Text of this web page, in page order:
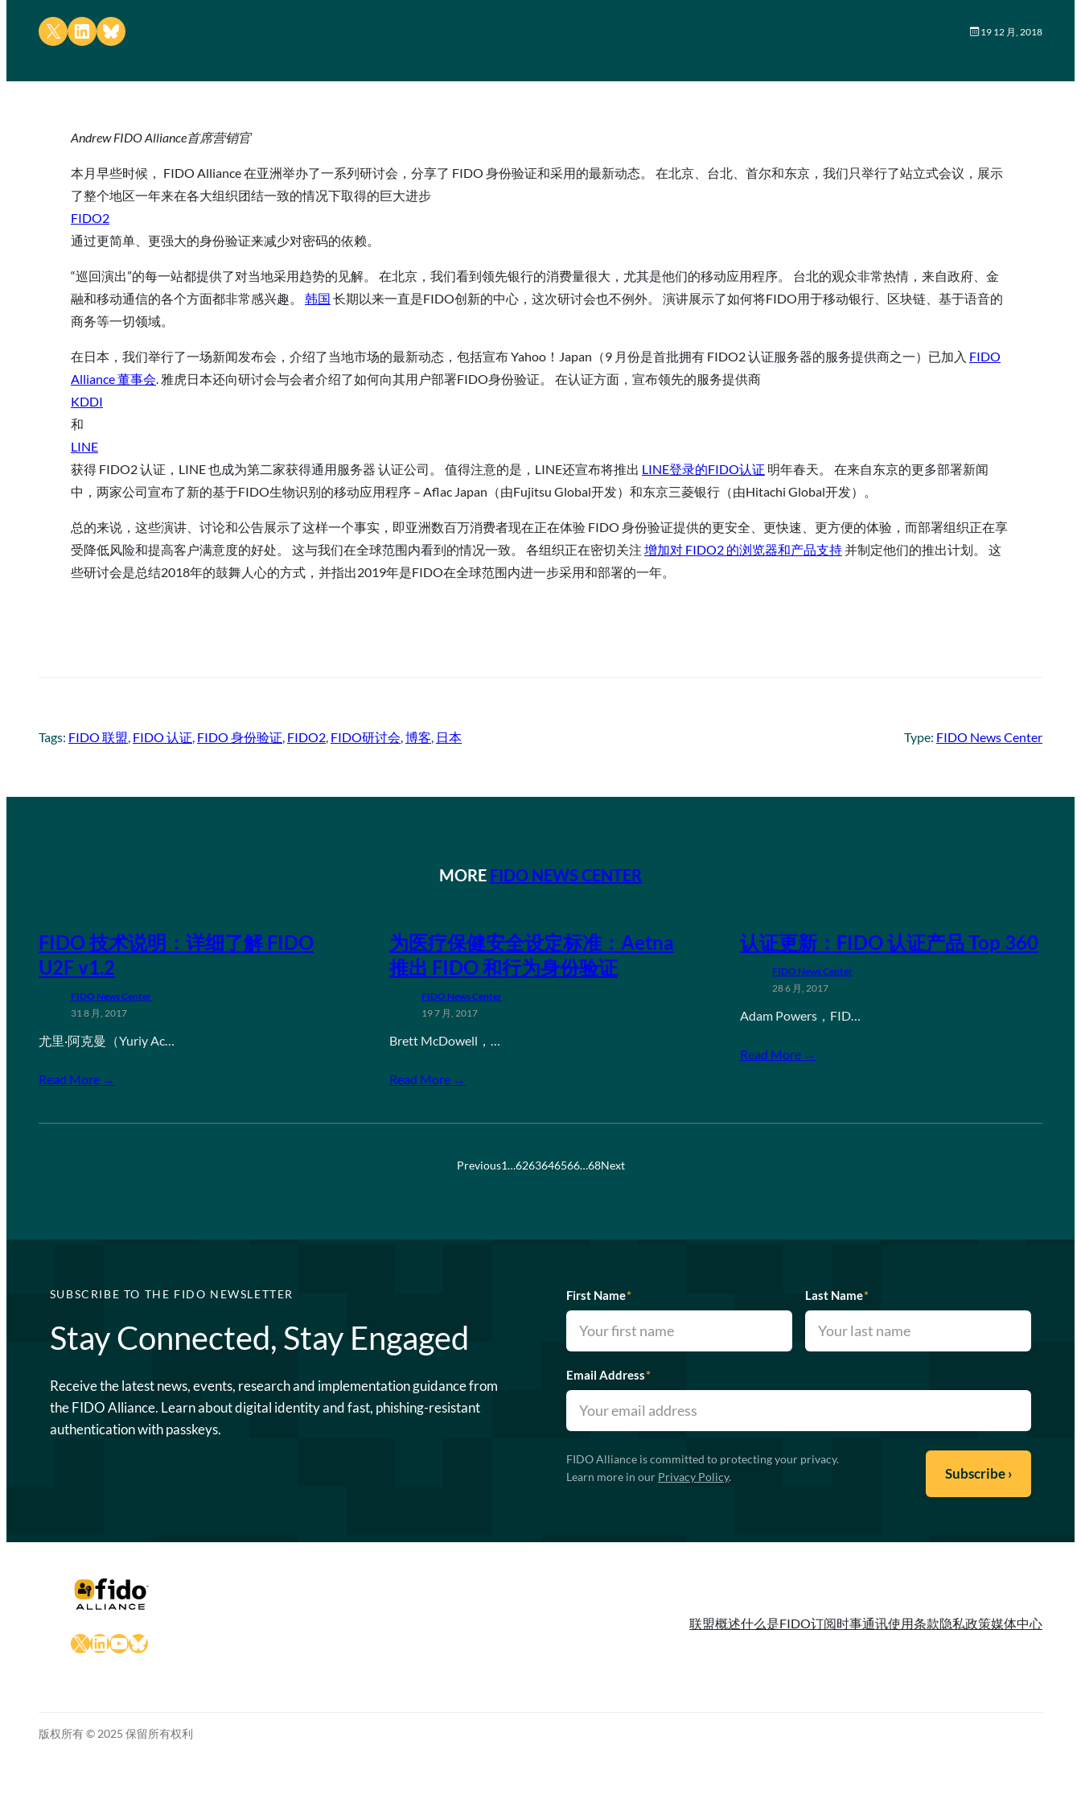
Share on X Share on LinkedIn
Share on Bluesky 19 12 月, 2018
Andrew FIDO Alliance首席营销官
本月早些时候， FIDO Alliance 在亚洲举办了一系列研讨会，分享了 FIDO 身份验证和采用的最新动态。 在北京、台北、首尔和东京，我们只举行了站立式会议，展示
了整个地区一年来在各大组织团结一致的情况下取得的巨大进步
FIDO2
通过更简单、更强大的身份验证来减少对密码的依赖。
“巡回演出”的每一站都提供了对当地采用趋势的见解。 在北京，我们看到领先银行的消费量很大，尤其是他们的移动应用程序。 台北的观众非常热情，来自政府、金
融和移动通信的各个方面都非常感兴趣。 韩国 长期以来一直是FIDO创新的中心，这次研讨会也不例外。 演讲展示了如何将FIDO用于移动银行、区块链、基于语音的
商务等一切领域。
在日本，我们举行了一场新闻发布会，介绍了当地市场的最新动态，包括宣布 Yahoo！Japan（9 月份是首批拥有 FIDO2 认证服务器的服务提供商之一）已加入 FIDO
Alliance 董事会. 雅虎日本还向研讨会与会者介绍了如何向其用户部署FIDO身份验证。 在认证方面，宣布领先的服务提供商
KDDI
和
LINE
获得 FIDO2 认证，LINE 也成为第二家获得通用服务器 认证公司。 值得注意的是，LINE还宣布将推出 LINE登录的FIDO认证 明年春天。 在来自东京的更多部署新闻
中，两家公司宣布了新的基于FIDO生物识别的移动应用程序 – Aflac Japan（由Fujitsu Global开发）和东京三菱银行（由Hitachi Global开发）。
总的来说，这些演讲、讨论和公告展示了这样一个事实，即亚洲数百万消费者现在正在体验 FIDO 身份验证提供的更安全、更快速、更方便的体验，而部署组织正在享
受降低风险和提高客户满意度的好处。 这与我们在全球范围内看到的情况一致。 各组织正在密切关注 增加对 FIDO2 的浏览器和产品支持并制定他们的推出计划。 这
些研讨会是总结2018年的鼓舞人心的方式，并指出2019年是FIDO在全球范围内进一步采用和部署的一年。
Tags: FIDO 联盟, FIDO 认证, FIDO 身份验证, FIDO2, FIDO研讨会, 博客, 日本 Type: FIDO News Center
MORE FIDO NEWS CENTER
FIDO 技术说明：详细了解 FIDO
U2F v1.2
FIDO News Center
31 8 月, 2017
尤里·阿克曼（Yuriy Ac…
Read More →
为医疗保健安全设定标准：Aetna
推出 FIDO 和行为身份验证
FIDO News Center
19 7 月, 2017
Brett McDowell，…
Read More →
认证更新：FIDO 认证产品 Top 360
FIDO News Center
28 6 月, 2017
Adam Powers，FID…
Read More →
Previous1…6263646566…68Next
SUBSCRIBE TO THE FIDO NEWSLETTER
Stay Connected, Stay Engaged
Receive the latest news, events, research and implementation guidance from
the FIDO Alliance. Learn about digital identity and fast, phishing-resistant
authentication with passkeys.
First Name* Last Name*
Email Address*
FIDO Alliance is committed to protecting your privacy.
Learn more in our Privacy Policy.
X LinkedIn
YouTube
Bluesky
联盟概述什么是FIDO订阅时事通讯使用条款隐私政策媒体中心
版权所有 © 2025 保留所有权利